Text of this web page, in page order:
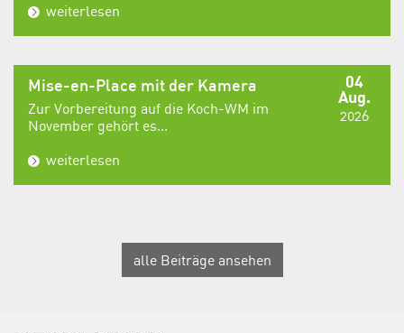
weiterlesen
04
Aug.
2026
Mise-en-Place mit der Kamera
Zur Vorbereitung auf die Koch-WM im
November gehört es...
weiterlesen
alle Beiträge ansehen